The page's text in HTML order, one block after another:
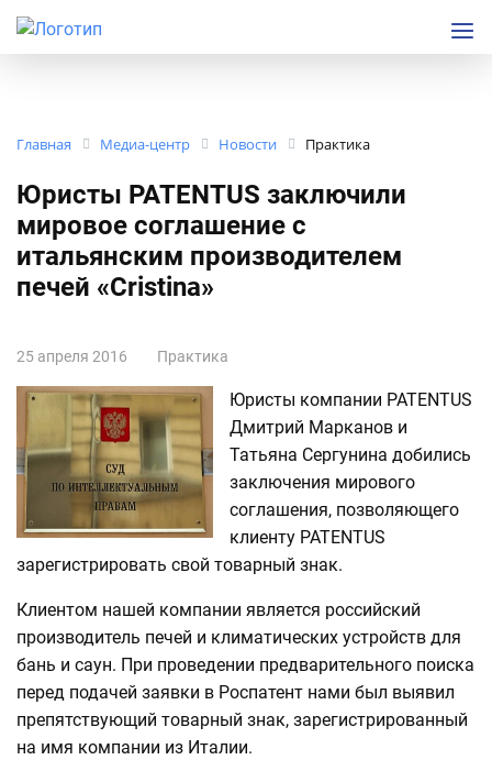
Главная Медиа-центр Новости Практика
Юристы PATENTUS заключили
мировое соглашение с
итальянским производителем
печей «Cristina»
25 апреля 2016 Практика
Юристы компании PATENTUS
Дмитрий Марканов и
Татьяна Сергунина добились
заключения мирового
соглашения, позволяющего
клиенту PATENTUS
зарегистрировать свой товарный знак.
Клиентом нашей компании является российский
производитель печей и климатических устройств для
бань и саун. При проведении предварительного поиска
перед подачей заявки в Роспатент нами был выявил
препятствующий товарный знак, зарегистрированный
на имя компании из Италии.